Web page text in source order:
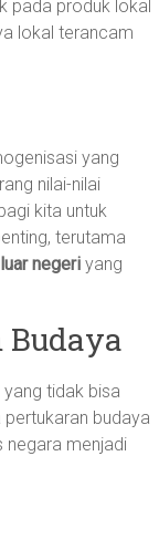
pada produk lokal
lokal terancam
yang
nilai-nilai
kita untuk
terutama
negeri yang
Budaya
tidak bisa
budaya
negara menjadi